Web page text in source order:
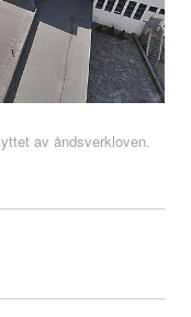
av åndsverkloven.